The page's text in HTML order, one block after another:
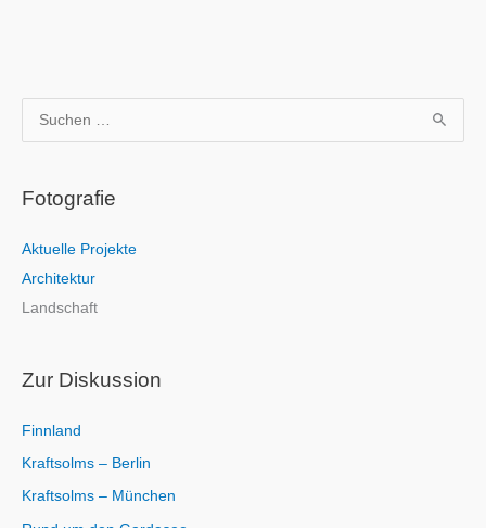
u
h
n
n
a
h
Fotografie
Aktuelle Projekte
Architektur
Landschaft
Zur Diskussion
Finnland
Kraftsolms – Berlin
Kraftsolms – München